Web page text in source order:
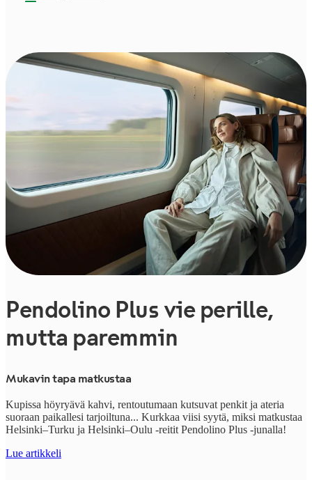
Pendolino Plus vie perille,
mutta paremmin
Mukavin tapa matkustaa
Kupissa höyryävä kahvi, rentoutumaan kutsuvat penkit ja ateria
suoraan paikallesi tarjoiltuna... Kurkkaa viisi syytä, miksi matkustaa
Helsinki–Turku ja Helsinki–Oulu -reitit Pendolino Plus -junalla!
Lue artikkeli